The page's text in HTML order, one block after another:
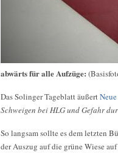
abwärts für alle Aufzüge:
Das Solinger Tageblatt äußert
Schweigen bei HLG und Gefahr
So langsam sollte es dem letzten
der Auszug auf die grüne Wiese